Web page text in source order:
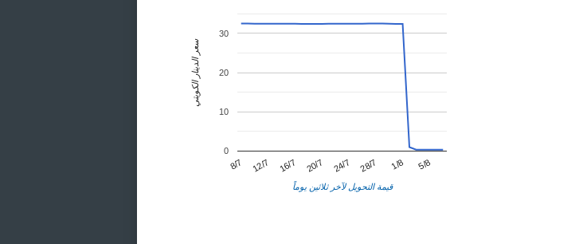
8/7 12/7 16/7 20/7 24/7 28/7 1/8 5/8
0
10
20
30
قيمة التحويل لآخر ثلاثين يوماً
سعر الدينار الكويتي